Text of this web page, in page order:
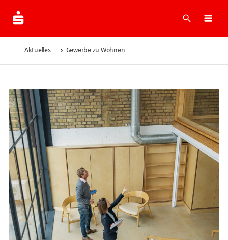
Suche
Aktuelles Gewerbe zu Wohnen